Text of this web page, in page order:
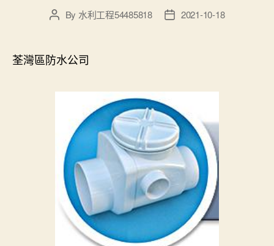
PostBy 水利工程54485818
Post2021-10-18
荃灣區防水公司